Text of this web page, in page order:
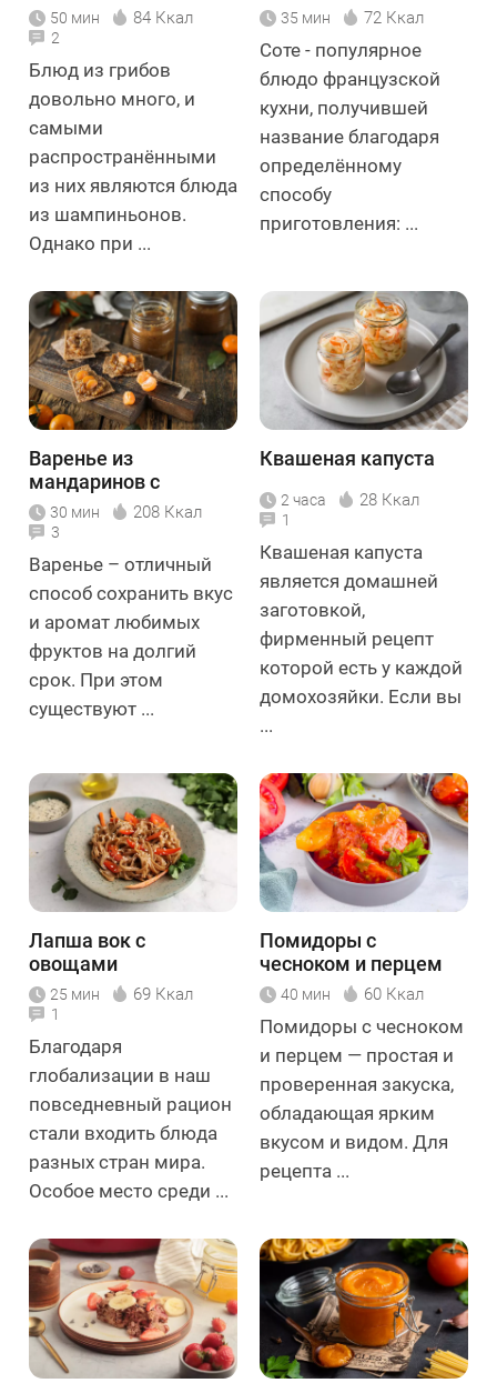
50 мин 84 Ккал
2
Блюд из грибов
довольно много, и
самыми
распространёнными
из них являются блюда
из шампиньонов.
Однако при ...
35 мин 72 Ккал
Соте - популярное
блюдо французской
кухни, получившей
название благодаря
определённому
способу
приготовления: ...
Варенье из
мандаринов с
орехами
30 мин 208 Ккал
3
Варенье – отличный
способ сохранить вкус
и аромат любимых
фруктов на долгий
срок. При этом
существуют ...
Квашеная капуста
2 часа 28 Ккал
1
Квашеная капуста
является домашней
заготовкой,
фирменный рецепт
которой есть у каждой
домохозяйки. Если вы
...
Лапша вок с
овощами
25 мин 69 Ккал
1
Благодаря
глобализации в наш
повседневный рацион
стали входить блюда
разных стран мира.
Особое место среди ...
Помидоры с
чесноком и перцем
40 мин 60 Ккал
Помидоры с чесноком
и перцем — простая и
проверенная закуска,
обладающая ярким
вкусом и видом. Для
рецепта ...